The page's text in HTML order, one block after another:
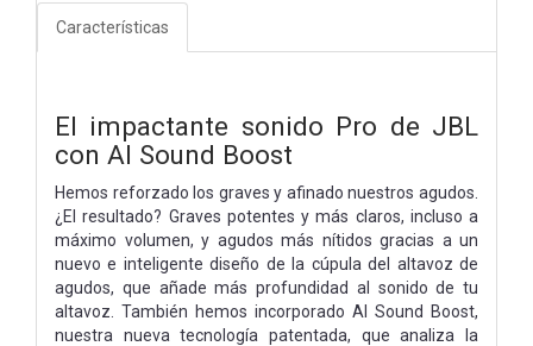
Características
El impactante sonido Pro de JBL
con AI Sound Boost
Hemos reforzado los graves y afinado nuestros agudos.
¿El resultado? Graves potentes y más claros, incluso a
máximo volumen, y agudos más nítidos gracias a un
nuevo e inteligente diseño de la cúpula del altavoz de
agudos, que añade más profundidad al sonido de tu
altavoz. También hemos incorporado AI Sound Boost,
nuestra nueva tecnología patentada, que analiza la